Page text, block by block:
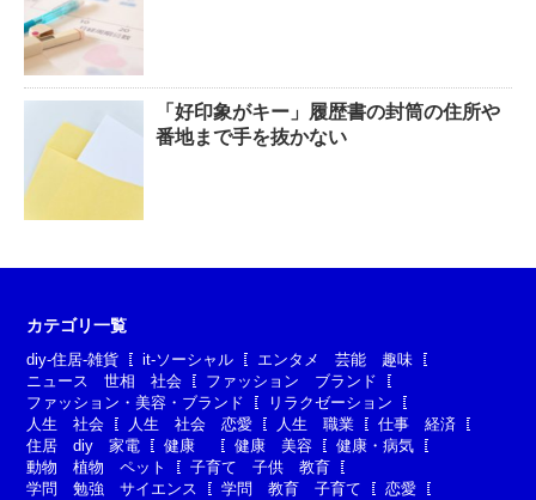
「好印象がキー」履歴書の封筒の住所や
番地まで手を抜かない
カテゴリ一覧
diy-住居-雑貨 it-ソーシャル
エンタメ 芸能 趣味
ニュース 世相 社会
ファッション ブランド
ファッション・美容・ブランド
リラクゼーション
人生 社会
人生 社会 恋愛 人生 職業
仕事 経済
住居 diy 家電
健康 健康 美容
健康・病気
動物 植物 ペット
子育て 子供 教育
学問 勉強 サイエンス
学問 教育 子育て
恋愛